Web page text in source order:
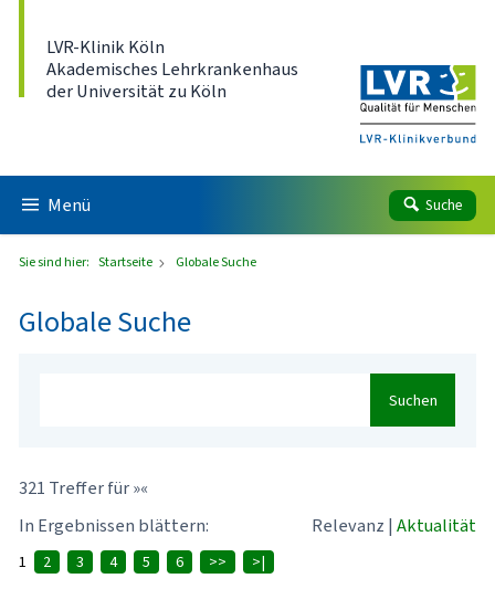
LVR-Klinik Köln
Akademisches Lehrkrankenhaus
der Universität zu Köln
Menü Suche
Sie sind hier: Startseite Globale Suche
Globale Suche
Suchen
321 Treffer für »«
In Ergebnissen blättern:
Relevanz | Aktualität
1 2 3 4 5 6 >> >|